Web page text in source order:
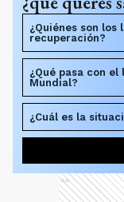
¿Quiénes son los
recuperación?
¿Qué pasa con
Mundial?
¿Cuál es la
Ads